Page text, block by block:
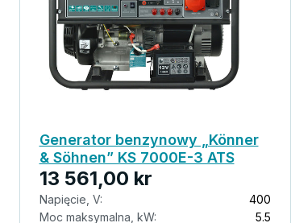
Generator benzynowy „Könner
& Söhnen” KS 7000E-3 ATS
13 561,00 kr
Napięcie, V:
400
Moc maksymalna, kW:
5.5